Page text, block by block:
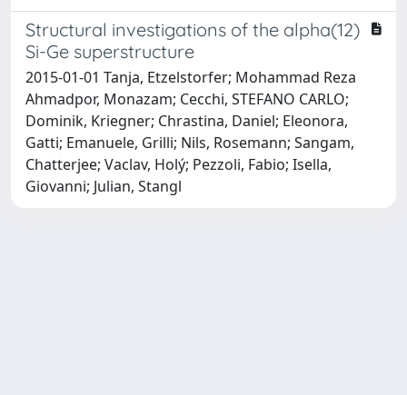
Structural investigations of the alpha(12)
Si-Ge superstructure
2015-01-01 Tanja, Etzelstorfer; Mohammad Reza
Ahmadpor, Monazam; Cecchi, STEFANO CARLO;
Dominik, Kriegner; Chrastina, Daniel; Eleonora,
Gatti; Emanuele, Grilli; Nils, Rosemann; Sangam,
Chatterjee; Vaclav, Holý; Pezzoli, Fabio; Isella,
Giovanni; Julian, Stangl